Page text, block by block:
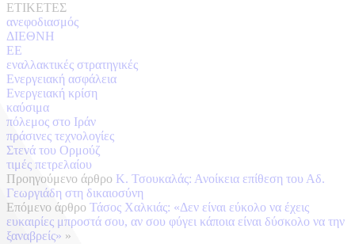
ΕΤΙΚΕΤΕΣ
ανεφοδιασμός
ΔΙΕΘΝΗ
ΕΕ
εναλλακτικές στρατηγικές
Ενεργειακή ασφάλεια
Ενεργειακή κρίση
καύσιμα
πόλεμος στο Ιράν
πράσινες τεχνολογίες
Στενά του Ορμούζ
τιμές πετρελαίου
Προηγούμενο άρθρο Κ. Τσουκαλάς: Ανοίκεια επίθεση του Αδ.
Γεωργιάδη στη δικαιοσύνη
Επόμενο άρθρο Τάσος Χαλκιάς: «Δεν είναι εύκολο να έχεις
ευκαιρίες μπροστά σου, αν σου φύγει κάποια είναι δύσκολο να την
ξαναβρείς» »